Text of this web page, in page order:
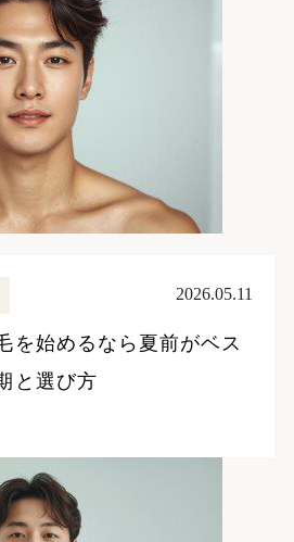
2026.05.11
を始めるなら夏前がベス
と選び方